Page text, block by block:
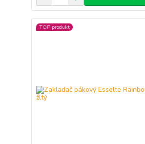
TOP produkt